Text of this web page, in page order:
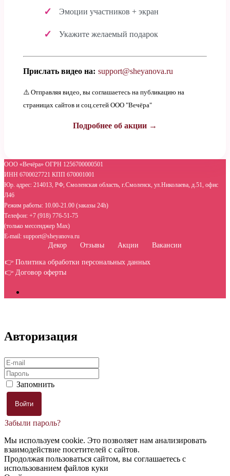
Эмоции участников + экран
Укажите желаемый подарок
Прислать видео на: support@sheyanova.ru
⚠️ Отправляя видео, вы соглашаетесь на публикацию на
страницах сайтов и соц.сетей ООО "Вечёра"
Подробнее об акции →
ООО «Вечёра» ОГРН 1256700000501
ИНН 6700027721 КПП 670001001
Юр. адрес: 214013, РФ, Смоленская область, г.Смоленск, ул.Николаева, д.51, офис
Л46
Режим работы: 10.00-21.00 (заказы 24h)
Телефон: +7 (918) 776-51-75
(только мессенджер Max)
E-mail: support@sheyanova.ru
Декор Отзывы Акции Вакансии
👉 Политика обработки персональных данных
👉 Договор оферты
Авторизация
Запомнить
Забыли пароль?
Мы используем cookie. Это позволяет нам анализировать
взаимодействие посетителей с сайтов.
Продолжая пользоваться сайтом, вы соглашаетесь с
использованием файлов куки